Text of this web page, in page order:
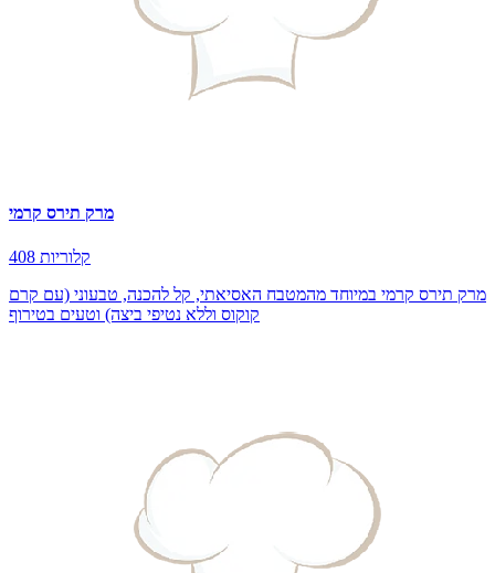
מרק תירס קרמי
408 קלוריות
מרק תירס קרמי במיוחד מהמטבח האסיאתי, קל להכנה, טבעוני (עם קרם
קוקוס וללא נטיפי ביצה) וטעים בטירוף